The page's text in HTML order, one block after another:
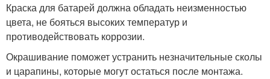
Краска для батарей должна обладать неизменностью
цвета, не бояться высоких температур и
противодействовать коррозии.
Окрашивание поможет устранить незначительные сколы
и царапины, которые могут остаться после монтажа.